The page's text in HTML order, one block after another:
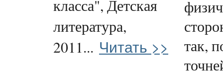
класса", Детская
литература,
2011... Читать >>
так,